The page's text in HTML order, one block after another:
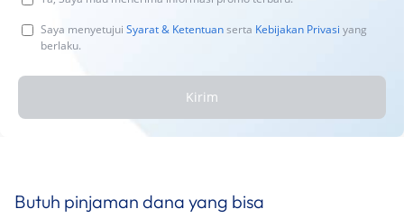
Saya menyetujui Syarat & Ketentuanserta Kebijakan Privasi yang
berlaku.
Kirim
Butuh pinjaman dana yang bisa